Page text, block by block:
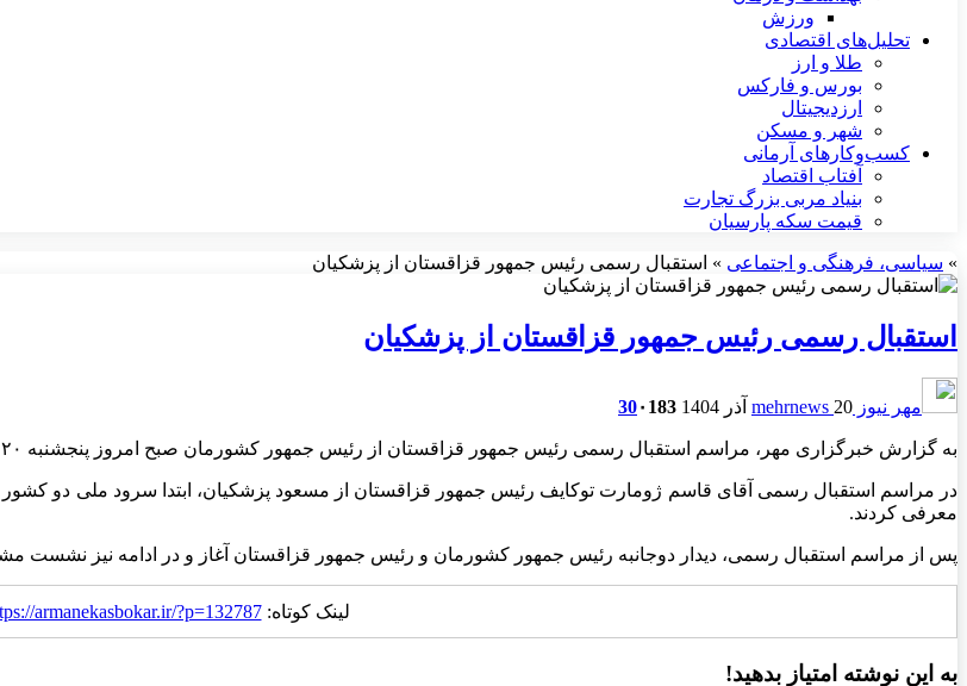
ورزش
تحلیل‌های اقتصادی
طلا و ارز
بورس و فارکس
ارزدیجیتال
شهر و مسکن
کسب‌وکارهای آرمانی
آفتاب اقتصاد
بنیاد مربی بزرگ تجارت
قیمت سکه پارسیان
» سیاسی، فرهنگی و اجتماعی » استقبال رسمی رئیس جمهور قزاقستان از پزشکیان
استقبال رسمی رئیس جمهور قزاقستان از پزشکیان
مهر نیوز mehrnews 20 آذر 1404 30۰ 183
به گزارش خبرگزاری مهر، مراسم استقبال رسمی رئیس جمهور قزاقستان از رئیس جمهور کشورمان صبح امروز پنجشنبه ۲۰ آذر
در مراسم استقبال رسمی آقای قاسم ژومارت توکایف رئیس جمهور قزاقستان از مسعود پزشکیان، ابتدا سرود ملی دو
معرفی کردند.
پس از مراسم استقبال رسمی، دیدار دوجانبه رئیس جمهور کشورمان و رئیس جمهور قزاقستان آغاز و در ادامه نیز نشست
لینک کوتاه:armanekasbokar.ir/?p=132787
به این نوشته امتیاز بدهید!